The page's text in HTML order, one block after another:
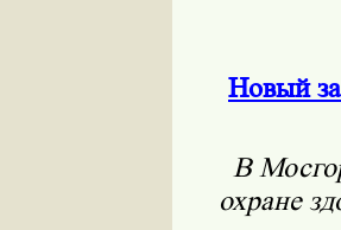
Новый
В
охране